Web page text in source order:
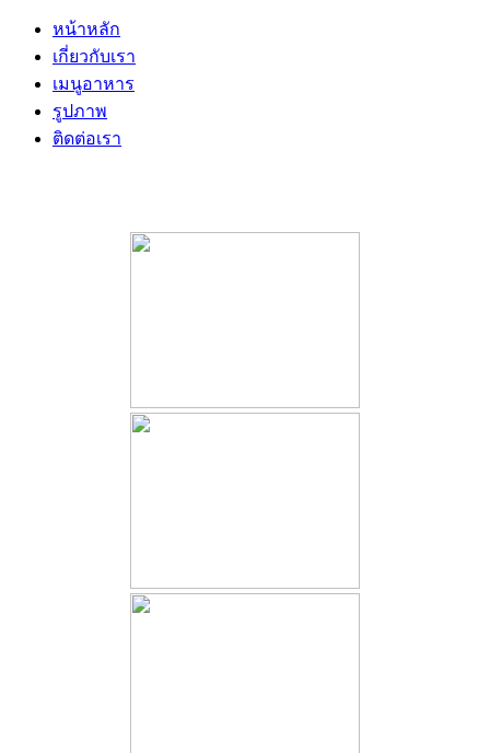
หน้าหลัก
เกี่ยวกับเรา
เมนูอาหาร
รูปภาพ
ติดต่อเรา